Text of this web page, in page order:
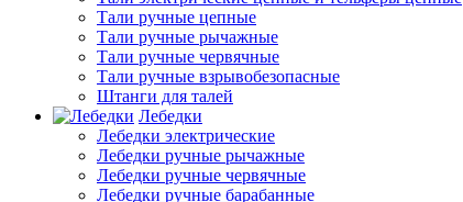
Тали ручные цепные
Тали ручные рычажные
Тали ручные червячные
Тали ручные взрывобезопасные
Штанги для талей
Лебедки
Лебедки электрические
Лебедки ручные рычажные
Лебедки ручные червячные
Лебедки ручные барабанные